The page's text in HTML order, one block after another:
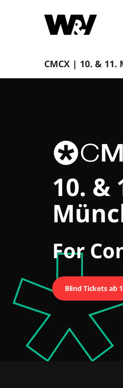
CMCX | 10. &
10. &
For
Blind Tickets ab